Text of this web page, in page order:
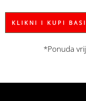
KLIKNI I KUPI
*Ponuda